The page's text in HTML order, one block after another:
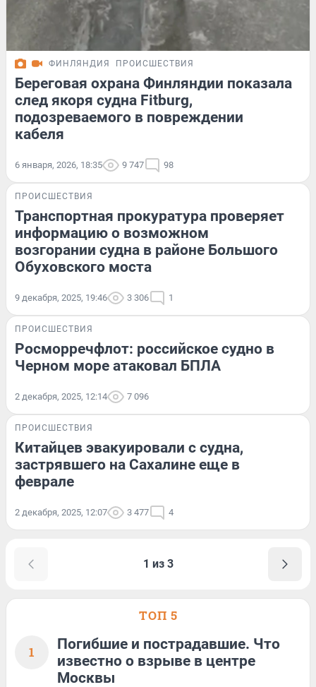
ФИНЛЯНДИЯ ПРОИСШЕСТВИЯ
Береговая охрана Финляндии показала
след якоря судна Fitburg,
подозреваемого в повреждении
кабеля
6 января, 2026, 18:35 9 747 98
ПРОИСШЕСТВИЯ
Транспортная прокуратура проверяет
информацию о возможном
возгорании судна в районе Большого
Обуховского моста
9 декабря, 2025, 19:46 3 306 1
ПРОИСШЕСТВИЯ
Росморречфлот: российское судно в
Черном море атаковал БПЛА
2 декабря, 2025, 12:14 7 096
ПРОИСШЕСТВИЯ
Китайцев эвакуировали с судна,
застрявшего на Сахалине еще в
феврале
2 декабря, 2025, 12:07 3 477 4
1 из 3
ТОП 5
1
Погибшие и пострадавшие. Что
известно о взрыве в центре
Москвы